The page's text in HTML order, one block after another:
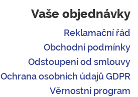
Vaše objednávky
Reklamační řád
Obchodní podmínky
Odstoupení od smlouvy
Ochrana osobních údajů GDPR
Věrnostní program